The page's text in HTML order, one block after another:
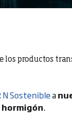
los productos
N Sosteniblea
hormigón.